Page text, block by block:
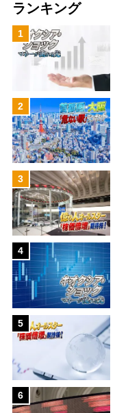
ランキング
1
2
3
4
5
6